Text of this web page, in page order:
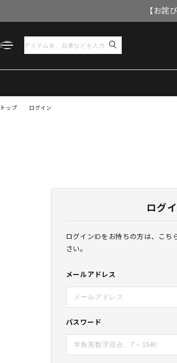
【お詫
トップ ログイン
ログ
ログインIDをお持ちの方は、こち
さい。
メールアドレス
パスワード